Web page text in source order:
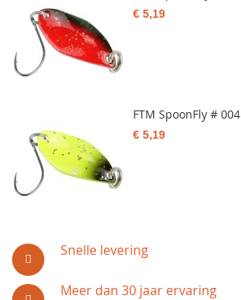
Snelle levering
Meer dan 30 jaar ervaring
€ 5,19
FTM SpoonFly # 004
€ 5,19